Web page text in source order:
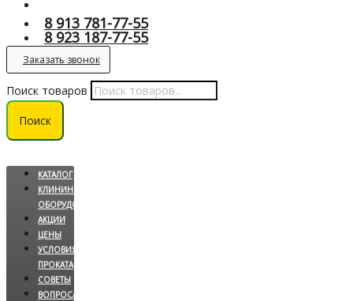
8 913 781-77-55
8 923 187-77-55
Заказать звонок
Поиск товаров
Поиск
КАТАЛОГ
КЛИНИНГОВОЕ
ОБОРУДОВАНИЕ
АКЦИИ
ЦЕНЫ
УСЛОВИЯ
ПРОКАТА
СОВЕТЫ
ВОПРОС/